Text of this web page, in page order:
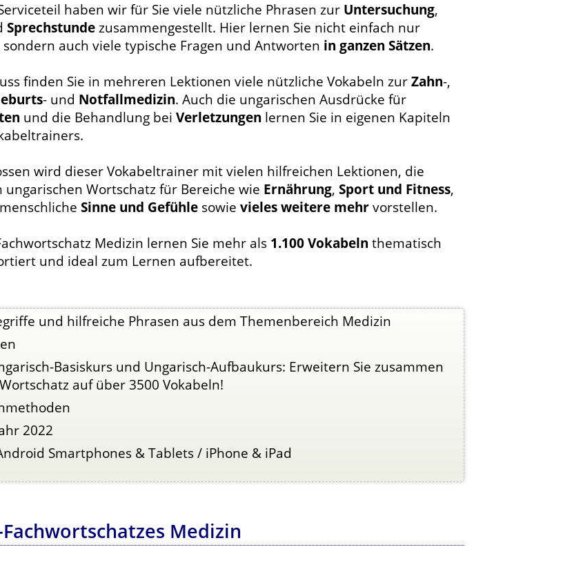
haben wir für Sie viele nützliche Phrasen zur Untersuchung,
Sprechstunde zusammengestellt. Hier lernen Sie nicht einfach nur
sondern auch viele typische Fragen und Antworten in ganzen Sätzen.
finden Sie in mehreren Lektionen viele nützliche Vokabeln zur Zahn-,
- und Notfallmedizin. Auch die ungarischen Ausdrücke für
und die Behandlung bei Verletzungen lernen Sie in eigenen Kapiteln
wird dieser Vokabeltrainer mit vielen hilfreichen Lektionen, die
ungarischen Wortschatz für Bereiche wie Ernährung, Sport und Fitness,
Sinne und Gefühle sowie vieles weitere mehr vorstellen.
Medizin lernen Sie mehr als 1.100 Vokabeln thematisch
und ideal zum Lernen aufbereitet.
und hilfreiche Phrasen aus dem Themenbereich Medizin
Basiskurs und Ungarisch-Aufbaukurs: Erweitern Sie zusammen
auf über 3500 Vokabeln!
2022
Smartphones & Tablets / iPhone & iPad
Medizin